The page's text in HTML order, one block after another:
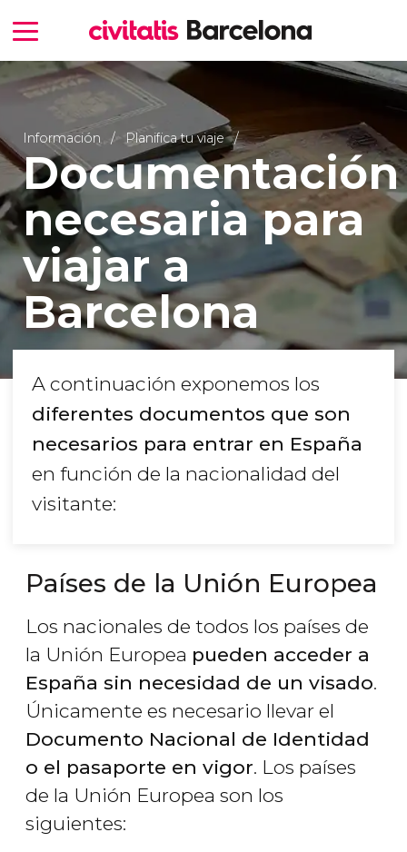
Información Planifica tu viaje
Documentación
necesaria para
viajar a
Barcelona
A continuación exponemos los
diferentes documentos que son
necesarios para entrar en España
en función de la nacionalidad del
visitante:
Países de la Unión Europea
Los nacionales de todos los países de
la Unión Europea pueden acceder a
España sin necesidad de un visado.
Únicamente es necesario llevar el
Documento Nacional de Identidad
o el pasaporte en vigor. Los países
de la Unión Europea son los
siguientes: